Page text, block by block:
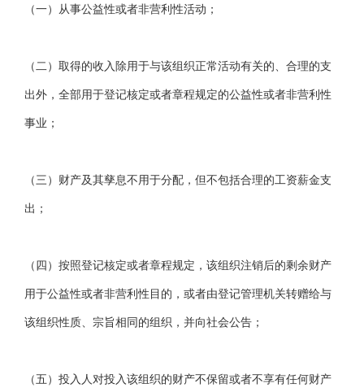
（一）从事公益性或者非营利性活动；
（二）取得的收入除用于与该组织正常活动有关的、合理的支
出外，全部用于登记核定或者章程规定的公益性或者非营利性
事业；
（三）财产及其孳息不用于分配，但不包括合理的工资薪金支
出；
（四）按照登记核定或者章程规定，该组织注销后的剩余财产
用于公益性或者非营利性目的，或者由登记管理机关转赠给与
该组织性质、宗旨相同的组织，并向社会公告；
（五）投入人对投入该组织的财产不保留或者不享有任何财产